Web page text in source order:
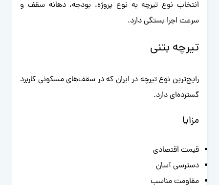
انتخاب نوع تیرچه به نوع پروژه، بودجه، دهانه سقف و
سرعت اجرا بستگی دارد.
تیرچه بتنی
رایج‌ترین نوع تیرچه در ایران که در سقف‌های مسکونی کاربرد
گسترده‌ای دارد.
مزایا
قیمت اقتصادی
دسترسی آسان
مقاومت مناسب